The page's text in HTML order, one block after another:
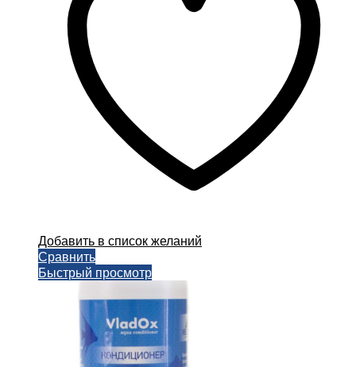
Добавить в список желаний
Сравнить
Быстрый просмотр